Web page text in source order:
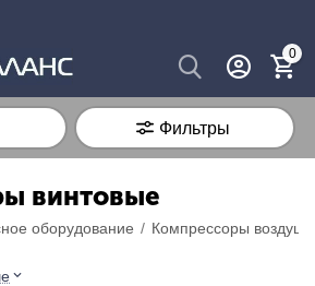
0
Фильтры
винтовые
оборудование / Компрессоры